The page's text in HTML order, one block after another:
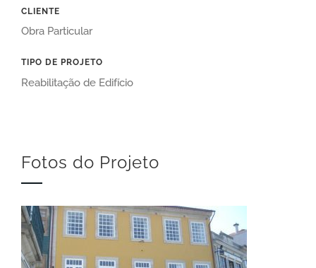
CLIENTE
Obra Particular
TIPO DE PROJETO
Reabilitação de Edifício
Fotos do Projeto